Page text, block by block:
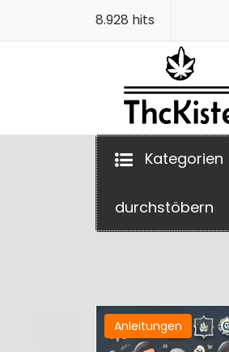
8.928 hits
Finest Quality
Kategorien
durchstöbern
Anleitungen